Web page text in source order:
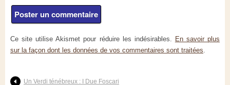
Ce site utilise Akismet pour réduire les indésirables. En savoir plus
sur la façon dont les données de vos commentaires sont traitées
Un Verdi ténébreux : I Due Foscari